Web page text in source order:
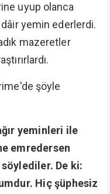
uyup olanca
yemin ederlerdi.
mazeretler
şöyle
yeminleri ile
emredersen
söylediler. De ki:
Hiç şüphesiz